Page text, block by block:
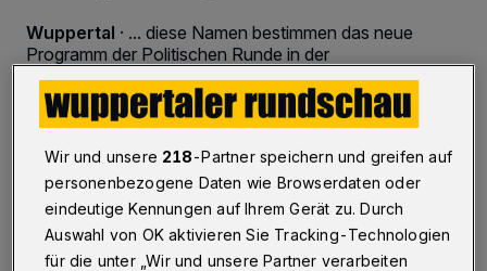
Wuppertal · ... diese Namen bestimmen das neue
Programm der Politischen Runde in der
Volkshochschule, das am 6. Februar 2017 startet.
31.01.2017 , 19:30 Uhr Eine Minute Lesezeit
Wir und unsere 218-Partner speichern und greifen auf
personenbezogene Daten wie Browserdaten oder
eindeutige Kennungen auf Ihrem Gerät zu. Durch
Auswahl von OK aktivieren Sie Tracking-Technologien
für die unter „Wir und unsere Partner verarbeiten